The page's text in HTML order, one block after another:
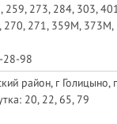
259, 273, 284, 303,
271, 359М,
28-98
район, г Голицыно,
20, 22, 65, 79